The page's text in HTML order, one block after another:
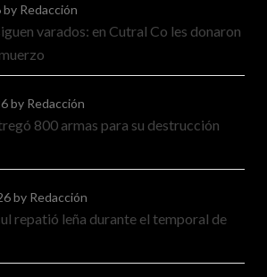
by Redacción
varados: en Cutral Co les donaron
by Redacción
800 armas para su destrucción
by Redacción
repatió leña durante el temporal de